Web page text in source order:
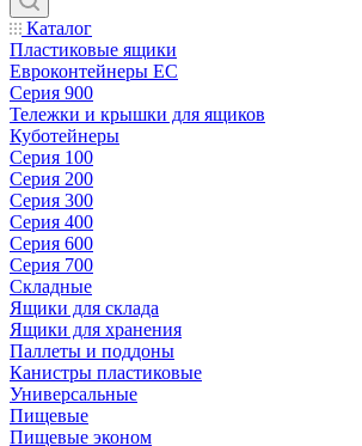
Каталог
Пластиковые ящики
Евроконтейнеры ЕС
Серия 900
Тележки и крышки для ящиков
Куботейнеры
Серия 100
Серия 200
Серия 300
Серия 400
Серия 600
Серия 700
Складные
Ящики для склада
Ящики для хранения
Паллеты и поддоны
Канистры пластиковые
Универсальные
Пищевые
Пищевые эконом